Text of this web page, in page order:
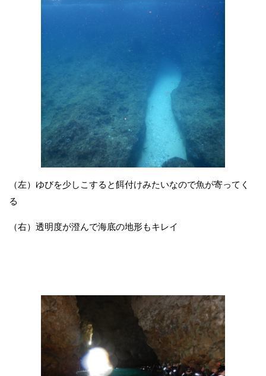
（左）ゆびを少しこすると餌付けみたいなので魚が寄ってく
る
（右）透明度が澄んで海底の地形もキレイ